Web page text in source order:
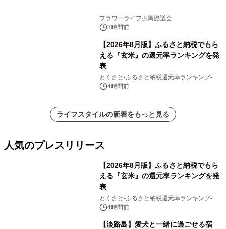
フラワーライフ振興協議会
3時間前
【2026年8月版】ふるさと納税でもら
える『玄米』の還元率ランキングを発
表
とくさと-ふるさと納税還元率ランキング-
4時間前
ライフスタイルの新着をもっと見る
人気のプレスリリース
【2026年8月版】ふるさと納税でもら
える『玄米』の還元率ランキングを発
表
とくさと-ふるさと納税還元率ランキング-
4時間前
【淡路島】愛犬と一緒に過ごせる宿